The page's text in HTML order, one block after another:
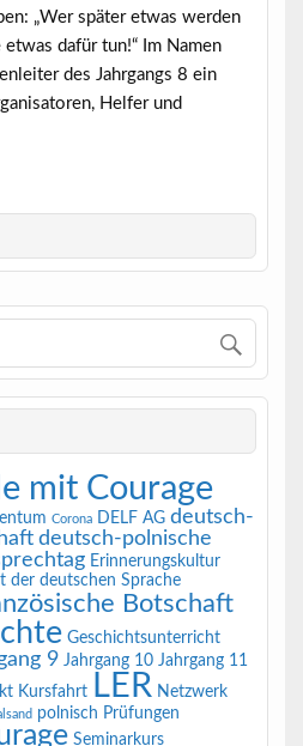
„Wer später etwas werden
etwas dafür tun!“Im Namen
des Jahrgangs 8 ein
Helfer und
mit Courage
Corona DELF AG deutsch-
deutsch-polnische
Erinnerungskultur
der deutschen Sprache
Botschaft
Geschichtsunterricht
9 Jahrgang 10 Jahrgang 11
Kursfahrt LER Netzwerk
polnisch Prüfungen
Seminarkurs